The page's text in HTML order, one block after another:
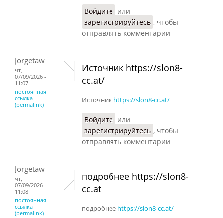
Войдите или
зарегистрируйтесь , чтобы
отправлять комментарии
Jorgetaw
чт,
07/09/2026 -
11:07
постоянная
ссылка
(permalink)
Источник https://slon8-
cc.at/
Источник https://slon8-cc.at/
Войдите или
зарегистрируйтесь , чтобы
отправлять комментарии
Jorgetaw
чт,
07/09/2026 -
11:08
постоянная
ссылка
(permalink)
подробнее https://slon8-
cc.at
подробнее https://slon8-cc.at/